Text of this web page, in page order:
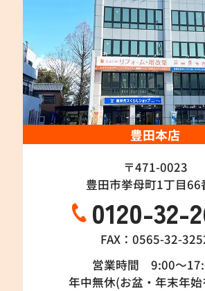
豊田本店
〒471-0023
豊田市挙母町1丁目66
0120-32-
FAX：0565-32-
営業時間 9:00～
年中無休(お盆・年末年